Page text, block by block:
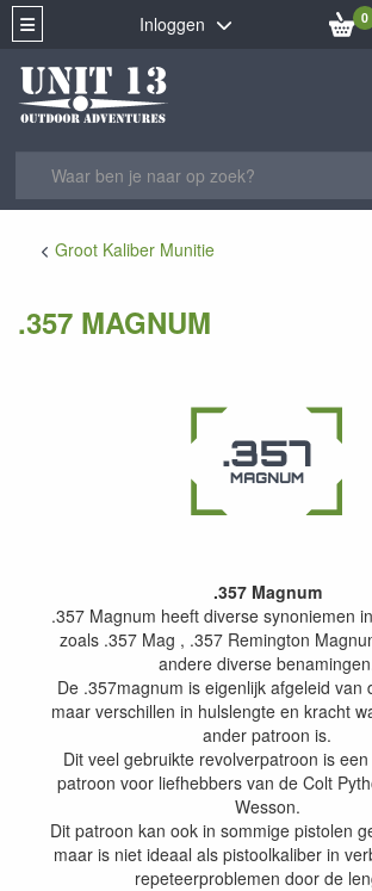
Inloggen 0
Groot Kaliber Munitie
.357 MAGNUM
.357 Magnum
.357 Magnum heeft diverse synoniemen
zoals .357 Mag , .357 Remington
andere diverse
De .357magnum is eigenlijk afgeleid van
maar verschillen in hulslengte en kracht
ander patroon is.
Dit veel gebruikte revolverpatroon is
patroon voor liefhebbers van de Colt
Wesson.
Dit patroon kan ook in sommige pistolen
maar is niet ideaal als pistoolkaliber in
repeteerproblemen door de